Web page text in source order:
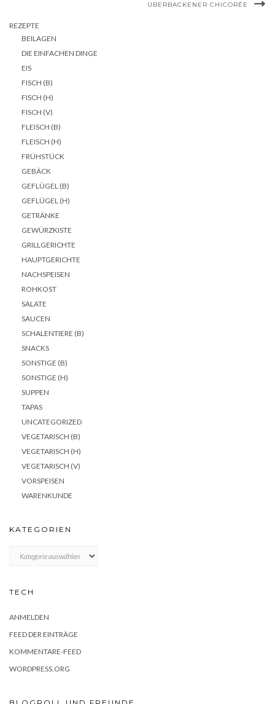
ÜBERBACKENER CHICORÉE
REZEPTE
BEILAGEN
DIE EINFACHEN DINGE
EIS
FISCH (B)
FISCH (H)
FISCH (V)
FLEISCH (B)
FLEISCH (H)
FRÜHSTÜCK
GEBÄCK
GEFLÜGEL (B)
GEFLÜGEL (H)
GETRÄNKE
GEWÜRZKISTE
GRILLGERICHTE
HAUPTGERICHTE
NACHSPEISEN
ROHKOST
SALATE
SAUCEN
SCHALENTIERE (B)
SNACKS
SONSTIGE (B)
SONSTIGE (H)
SUPPEN
TAPAS
UNCATEGORIZED
VEGETARISCH (B)
VEGETARISCH (H)
VEGETARISCH (V)
VORSPEISEN
WARENKUNDE
KATEGORIEN
TECH
ANMELDEN
FEED DER EINTRÄGE
KOMMENTARE-FEED
WORDPRESS.ORG